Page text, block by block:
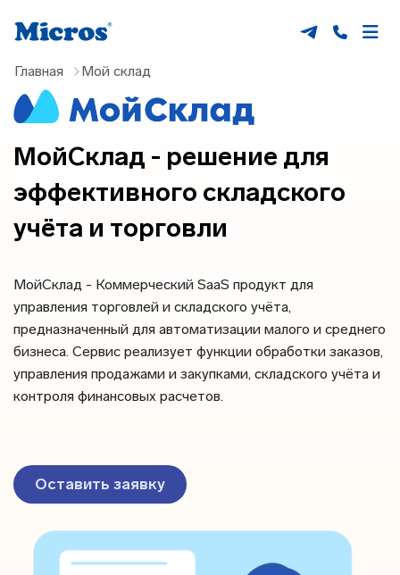
Главная Мой склад
МойСклад - решение для
эффективного складского
учёта и торговли
МойСклад - Коммерческий SaaS продукт для
управления торговлей и складского учёта,
предназначенный для автоматизации малого и среднего
бизнеса. Сервис реализует функции обработки заказов,
управления продажами и закупками, складского учёта и
контроля финансовых расчетов.
Оставить заявку